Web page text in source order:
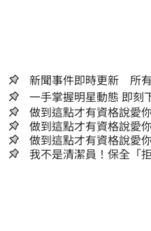
新聞事件即時更新 所有
一手掌握
做到這點才有資格說愛
做到這點才有資格說愛
做到這點才有資格說愛
我不是清潔員！保全「